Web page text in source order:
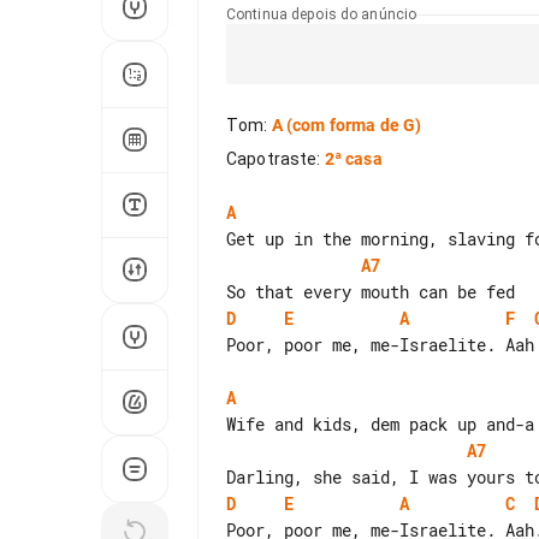
Continua depois do anúncio
Tom: A(com forma de G)
Capotraste: 2ª casa
A
A7
D
E A F
Poor, poor me, me-Israelite. Aah
A
A7
D
E A C
Poor, poor me, me-Israelite.